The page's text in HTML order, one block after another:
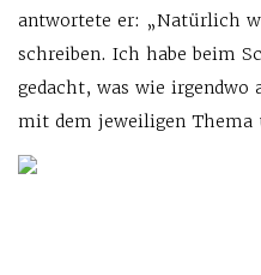
antwortete er: „Natürlich
schreiben. Ich habe beim
gedacht, was wie
mit dem jeweiligen